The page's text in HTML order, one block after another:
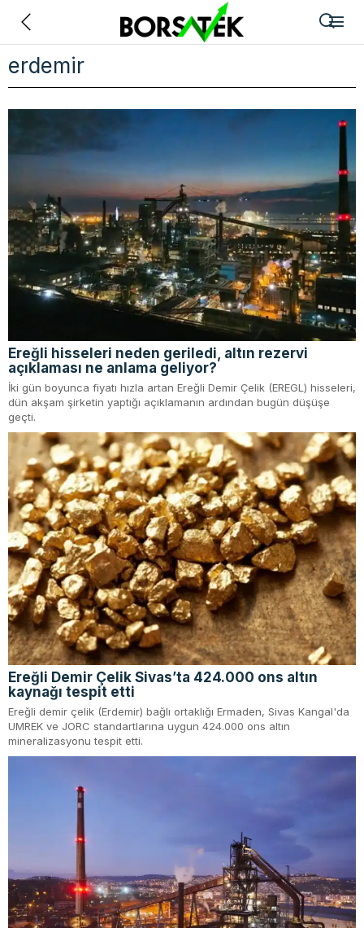
erdemir
Ereğli hisseleri neden geriledi, altın rezervi
açıklaması ne anlama geliyor?
İki gün boyunca fiyatı hızla artan Ereğli Demir Çelik (EREGL) hisseleri,
dün akşam şirketin yaptığı açıklamanın ardından bugün düşüşe
geçti.
Ereğli Demir Çelik Sivas’ta 424.000 ons altın
kaynağı tespit etti
Ereğli demir çelik (Erdemir) bağlı ortaklığı Ermaden, Sivas Kangal'da
UMREK ve JORC standartlarına uygun 424.000 ons altın
mineralizasyonu tespit etti.